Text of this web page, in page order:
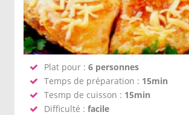
Plat pour : 6 personnes
Temps de préparation : 15min
Tesmp de cuisson : 15min
Difficulté : facile